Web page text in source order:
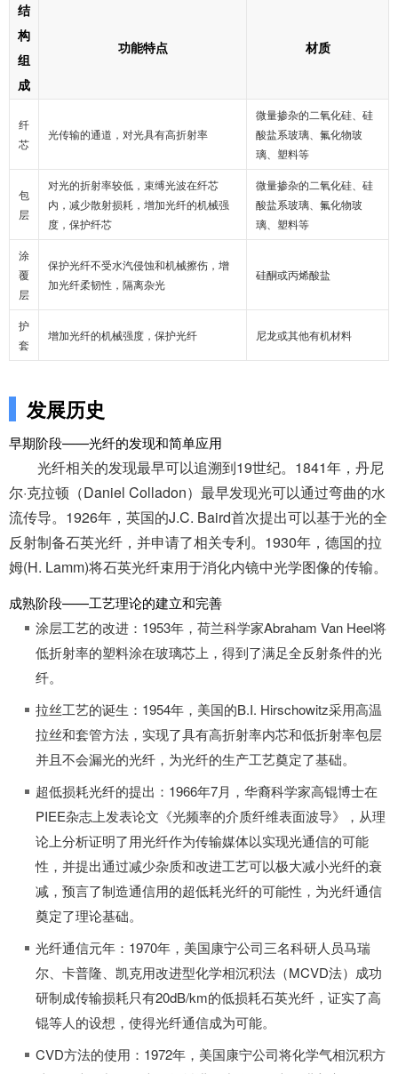
结
构
组
成
功能特点 材质
纤
芯
光传输的通道，对光具有高折射率
微量掺杂的二氧化硅、硅
酸盐系玻璃、氟化物玻
璃、塑料等
包
层
对光的折射率较低，束缚光波在纤芯
内，减少散射损耗，增加光纤的机械强
度，保护纤芯
微量掺杂的二氧化硅、硅
酸盐系玻璃、氟化物玻
璃、塑料等
涂
覆
层
保护光纤不受水汽侵蚀和机械擦伤，增
加光纤柔韧性，隔离杂光
硅酮或丙烯酸盐
护
套
增加光纤的机械强度，保护光纤 尼龙或其他有机材料
发展历史
早期阶段——光纤的发现和简单应用
光纤相关的发现最早可以追溯到19世纪。1841年，丹尼
尔·克拉顿（Daniel Colladon）最早发现光可以通过弯曲的水
流传导。1926年，英国的J.C. Baird首次提出可以基于光的全
反射制备石英光纤，并申请了相关专利。1930年，德国的拉
姆(H. Lamm)将石英光纤束用于消化内镜中光学图像的传输。
成熟阶段——工艺理论的建立和完善
涂层工艺的改进：1953年，荷兰科学家Abraham Van Heel将
低折射率的塑料涂在玻璃芯上，得到了满足全反射条件的光
纤。
拉丝工艺的诞生：1954年，美国的B.I. Hirschowitz采用高温
拉丝和套管方法，实现了具有高折射率内芯和低折射率包层
并且不会漏光的光纤，为光纤的生产工艺奠定了基础。
超低损耗光纤的提出：1966年7月，华裔科学家高锟博士在
PIEE杂志上发表论文《光频率的介质纤维表面波导》，从理
论上分析证明了用光纤作为传输媒体以实现光通信的可能
性，并提出通过减少杂质和改进工艺可以极大减小光纤的衰
减，预言了制造通信用的超低耗光纤的可能性，为光纤通信
奠定了理论基础。
光纤通信元年：1970年，美国康宁公司三名科研人员马瑞
尔、卡普隆、凯克用改进型化学相沉积法（MCVD法）成功
研制成传输损耗只有20dB/km的低损耗石英光纤，证实了高
锟等人的设想，使得光纤通信成为可能。
CVD方法的使用：1972年，美国康宁公司将化学气相沉积方